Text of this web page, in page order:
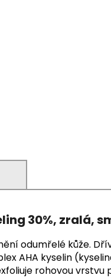
30%, zralá,
odumřelé kůže.
AHA kyselin
rohovou